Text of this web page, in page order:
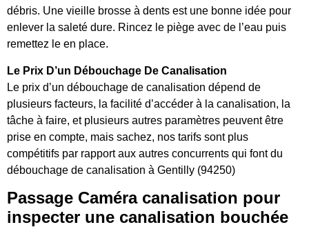
débris. Une vieille brosse à dents est une bonne idée pour
enlever la saleté dure. Rincez le piège avec de l’eau puis
remettez le en place.
Le Prix D’un Débouchage De Canalisation
Le prix d’un débouchage de canalisation dépend de
plusieurs facteurs, la facilité d’accéder à la canalisation, la
tâche à faire, et plusieurs autres paramètres peuvent être
prise en compte, mais sachez, nos tarifs sont plus
compétitifs par rapport aux autres concurrents qui font du
débouchage de canalisation à Gentilly (94250)
Passage Caméra canalisation pour
inspecter une canalisation bouchée